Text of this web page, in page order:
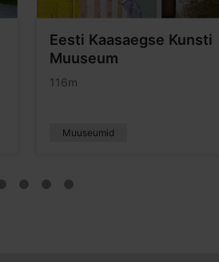
Eesti Kaasaegse Kunsti
Muuseum
116m
Muuseumid